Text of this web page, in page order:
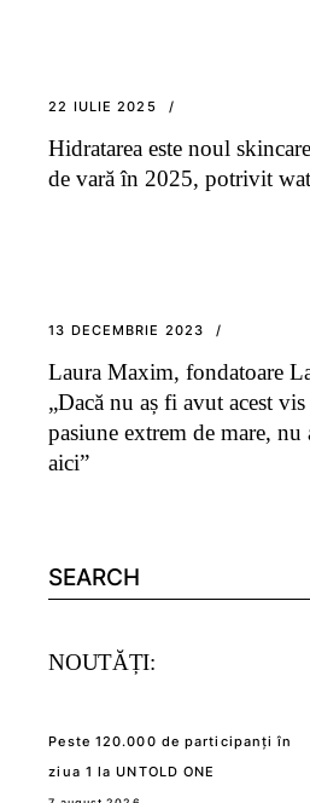
22 IULIE 2025
Hidratarea este noul
de vară în 2025, potrivit
13 DECEMBRIE 2023
Laura Maxim, fondatoare
„Dacă nu aș fi avut acest
pasiune extrem de mare, nu
aici”
Search
for:
NOUTĂȚI:
Peste 120.000 de participanți în
ziua 1 la UNTOLD ONE